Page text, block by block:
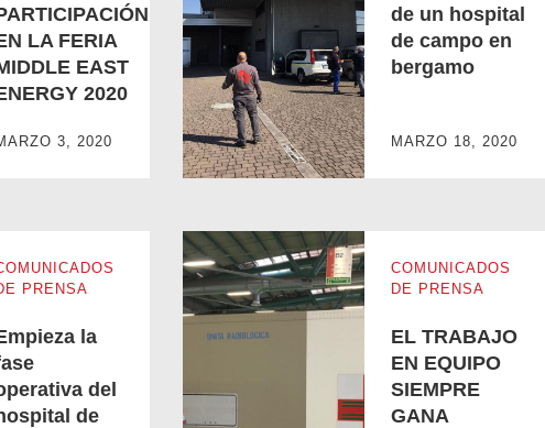
EN LA FERIA MIDDLE EAST ENERGY 2020
LA FERIA
EAST
2020
3, 2020
Configuración de un hospital de campo en
de un hospital
de campo en
bergamo
MARZO 18, 2020
PRENSA
la
del
de
COMUNICADOS
DE PRENSA
EL TRABAJO
EN EQUIPO
SIEMPRE
GANA